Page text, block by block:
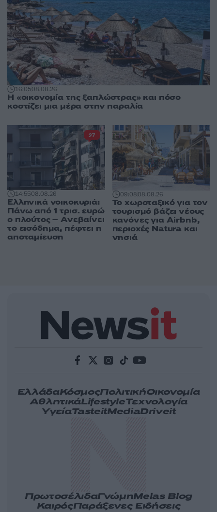
16:0508.08.26
Η «οικονομία της ξαπλώστρας» και πόσο
κοστίζει μια μέρα στην παραλία
14:5508.08.26
Ελληνικά νοικοκυριά:
Πάνω από 1 τρισ. ευρώ
ο πλούτος – Ανεβαίνει
το εισόδημα, πέφτει η
αποταμίευση
27
09:0808.08.26
Το χωροταξικό για τον
τουρισμό βάζει νέους
κανόνες για Airbnb,
περιοχές Natura και
νησιά
ΕλλάδαΚόσμοςΠολιτικήΟικονομία
ΑθλητικάLifestyleΤεχνολογία
ΥγείαTasteitMediaDriveit
ΠρωτοσέλιδαΓνώμηMelas Blog
ΚαιρόςΠαράξενες Ειδήσεις